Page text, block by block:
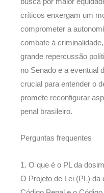
críticos enxergam um
comprometer a
combate à
grande repercussão
no Senado e a eventual
crucial para entender o
promete reconfigurar
penal brasileiro.
Perguntas frequentes
1. O que é o PL da
O Projeto de Lei (PL) da